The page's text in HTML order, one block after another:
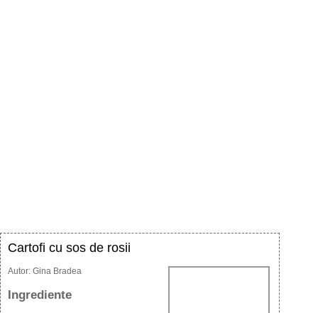
Cartofi cu sos de rosii
Autor: Gina Bradea
Ingrediente